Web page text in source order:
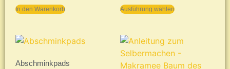
In den Warenkorb Ausführung wählen
Abschminkpads